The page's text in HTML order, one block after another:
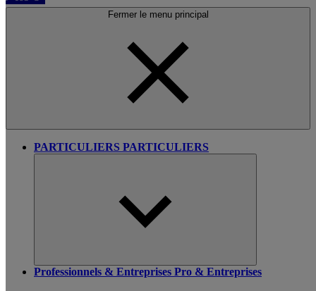
Fermer le menu principal
PARTICULIERS PARTICULIERS
Professionnels & Entreprises Pro & Entreprises